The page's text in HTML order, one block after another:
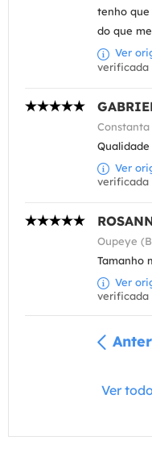
tenho que
do que
Ver
verificada
Ver
verificada
Oupeye
Tamanho
Ver
verificada
Ver